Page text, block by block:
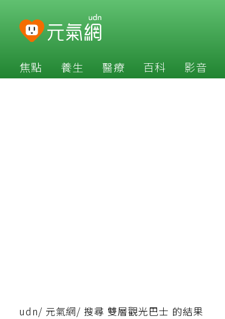
焦點 養生 醫療 百科 影音
udn/ 元氣網/ 搜尋 雙層觀光巴士 的結果